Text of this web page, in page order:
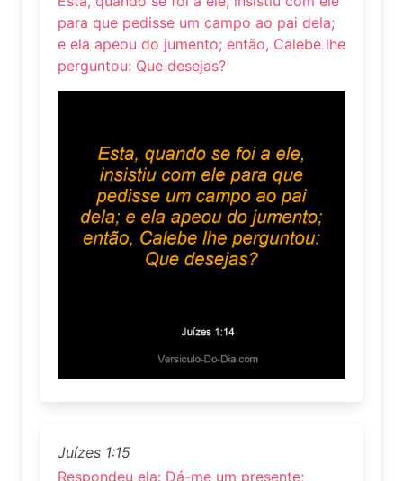
para que pedisse um campo ao pai dela;
e ela apeou do jumento; então, Calebe lhe
perguntou: Que desejas?
Juízes 1:15
Respondeu ela: Dá-me um presente;